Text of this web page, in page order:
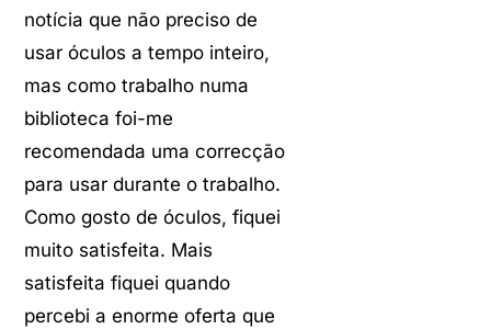
notícia que não preciso de
usar óculos a tempo inteiro,
mas como trabalho numa
biblioteca foi-me
recomendada uma correcção
para usar durante o trabalho.
Como gosto de óculos, fiquei
muito satisfeita. Mais
satisfeita fiquei quando
percebi a enorme oferta que